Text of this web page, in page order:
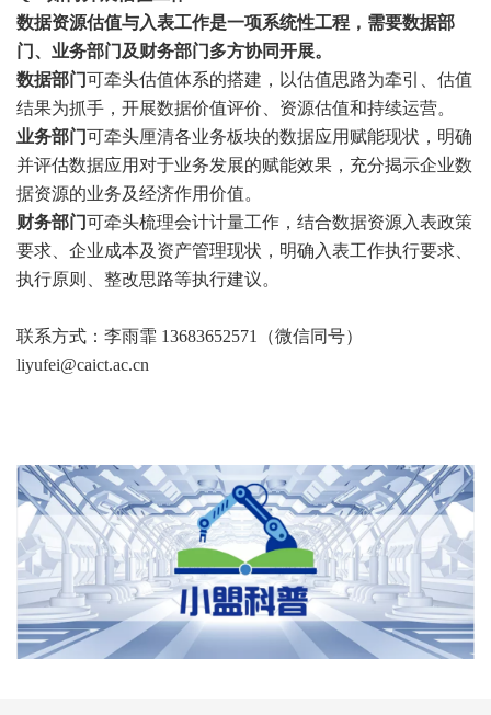
数据资源估值与入表工作是一项系统性工程，需要数据部
门、业务部门及财务部门多方协同开展。
数据部门可牵头估值体系的搭建，以估值思路为牵引、估值
结果为抓手，开展数据价值评价、资源估值和持续运营。
业务部门可牵头厘清各业务板块的数据应用赋能现状，明确
并评估数据应用对于业务发展的赋能效果，充分揭示企业数
据资源的业务及经济作用价值。
财务部门可牵头梳理会计计量工作，结合数据资源入表政策
要求、企业成本及资产管理现状，明确入表工作执行要求、
执行原则、整改思路等执行建议。
联系方式： 李雨霏 13683652571（微信同号）
liyufei@caict.ac.cn